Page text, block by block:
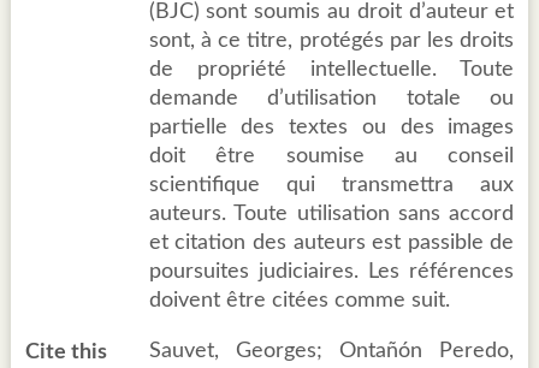
(BJC) sont soumis au droit d’auteur et
sont, à ce titre, protégés par les droits
de propriété intellectuelle. Toute
demande d’utilisation totale ou
partielle des textes ou des images
doit être soumise au conseil
scientifique qui transmettra aux
auteurs. Toute utilisation sans accord
et citation des auteurs est passible de
poursuites judiciaires. Les références
doivent être citées comme suit.
Cite this
Sauvet, Georges; Ontañón Peredo,